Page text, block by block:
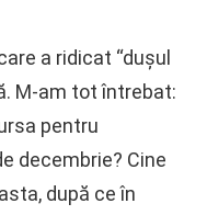
a ridicat “dușul
M-am tot întrebat:
pentru
decembrie? Cine
după ce în